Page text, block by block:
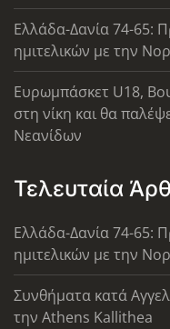
Ελλάδα-Δανία 74-65:
ημιτελικών με την
Ευρωμπάσκετ U18,
στη νίκη και θα
Νεανίδων
Τελευταία
Ελλάδα-Δανία 74-65:
ημιτελικών με την
Συνθήματα κατά
την Athens Kallithea